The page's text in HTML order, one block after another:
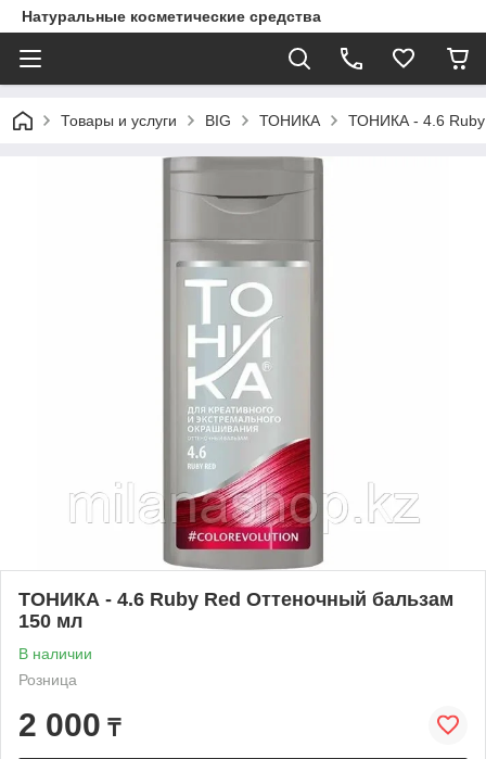
Натуральные косметические средства
Товары и услуги BIG ТОНИКА ТОНИКА - 4.6 Ruby
ТОНИКА - 4.6 Ruby Red Оттеночный бальзам
150 мл
В наличии
Розница
2 000 ₸